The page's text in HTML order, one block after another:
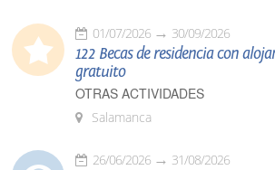
01/07/2026 30/09/2026
122 Becas de residencia con
gratuito
OTRAS ACTIVIDADES
Salamanca
26/06/2026 31/08/2026